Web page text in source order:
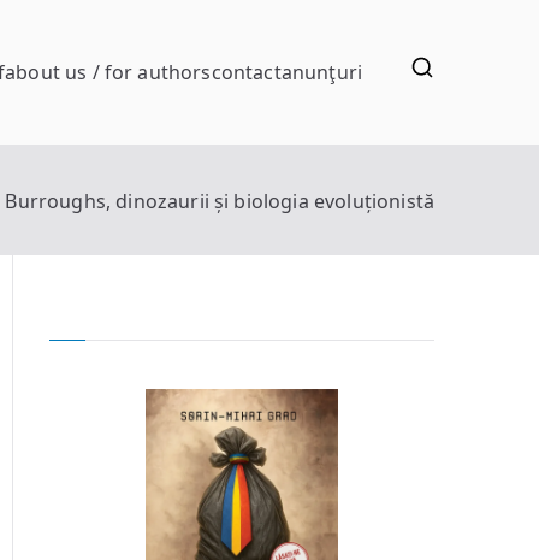
about us / for authorscontactanunţuri
Burroughs, dinozaurii și biologia evoluționistă